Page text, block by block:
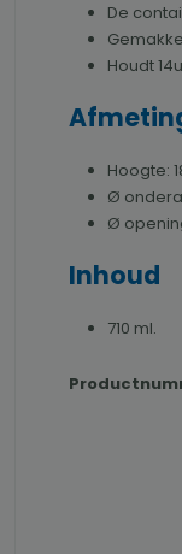
De
Houdt
Hoogte:
Ø
Ø
Inhoud
710 ml.